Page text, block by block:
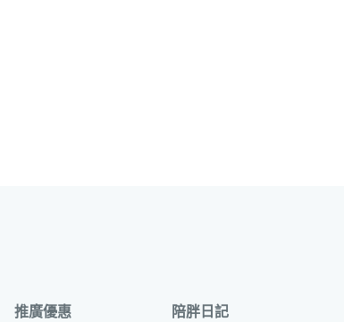
推廣優惠 陪胖日記